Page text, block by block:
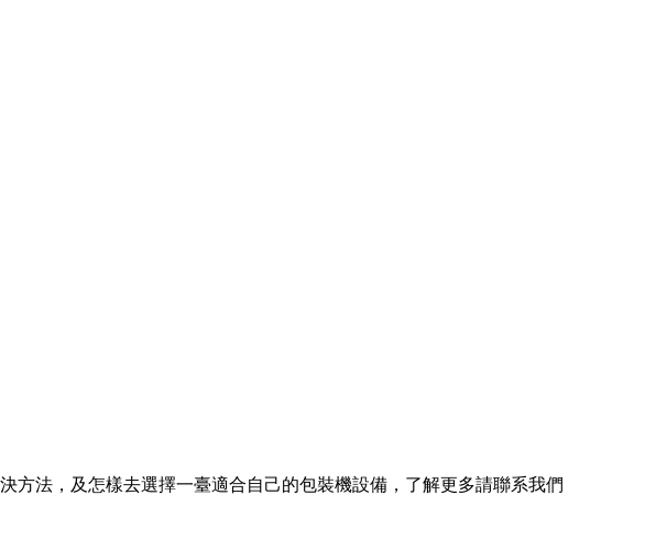
方法，及怎樣去選擇一臺適合自己的包裝機設備，了解更多請聯系我們